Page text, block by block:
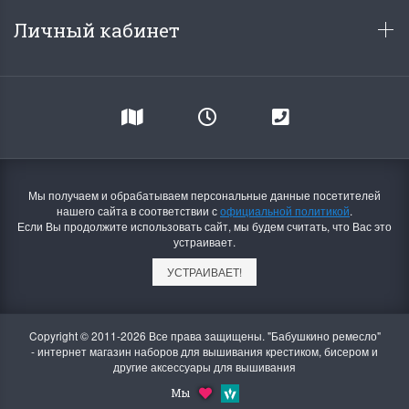
Личный кабинет
Мы получаем и обрабатываем персональные данные посетителей
нашего сайта в соответствии софициальной политикой.
Если Вы продолжите использовать сайт, мы будем считать, что Вас это
устраивает.
УСТРАИВАЕТ!
Copyright © 2011-2026 Все права защищены. "Бабушкино ремесло"
- интернет магазин наборов для вышивания крестиком, бисером и
другие аксессуары для вышивания
Мы